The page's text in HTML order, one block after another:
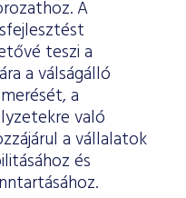
A
teszi a
a válságálló
a
való
a vállalatok
és